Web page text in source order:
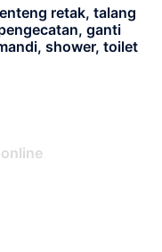
retak, talang
ganti
shower, toilet